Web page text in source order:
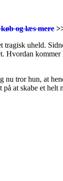
og læs mere
uheld.
Hvordan
nu tror hun, at
på at skabe et